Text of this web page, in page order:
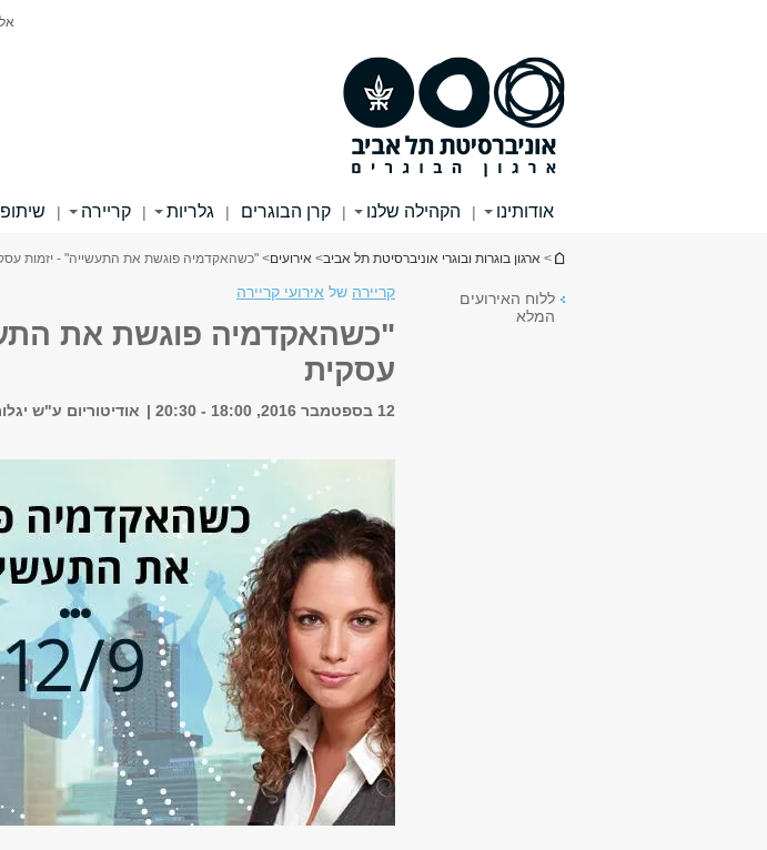
אודותינו | הקהילה שלנו | קרן הבוגרים | גלריות | קריירה |
הינך נמצא כאן
> ארגון בוגרות ובוגרי אוניברסיטת תל אביב> אירועים> "כשהאקדמיה פוגשת את התעשייה" - יזמות
ללוח האירועים
המלא
קריירה של אירועי קריירה
"כשהאקדמיה פוגשת את
עסקית
12 בספטמבר 2016, 18:00 - 20:30 אודיטוריום ע"ש